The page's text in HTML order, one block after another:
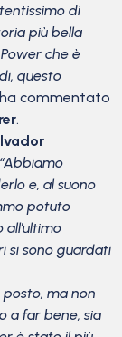
di
più bella
che è
questo
ha commentato
.
“Abbiamo
e, al suono
potuto
si sono guardati
ma non
a far bene, sia